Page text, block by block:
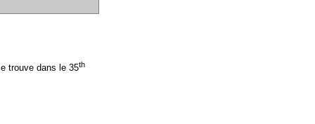
trouve dans le 35th